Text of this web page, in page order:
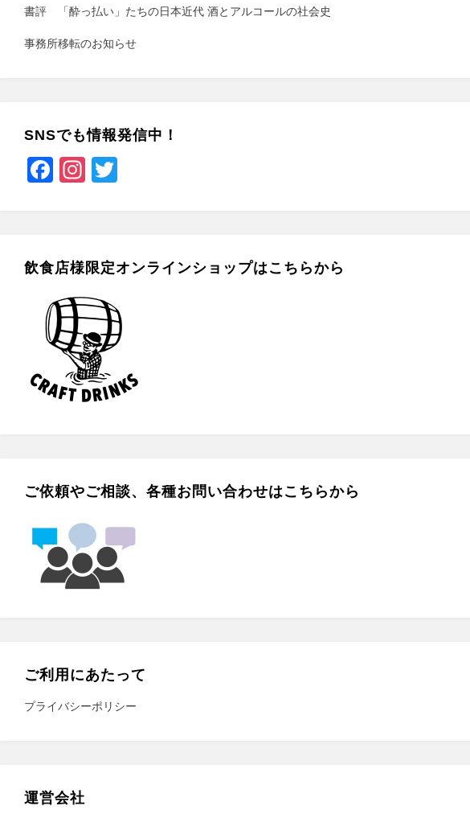
書評 「酔っ払い」たちの日本近代 酒とアルコールの社会史
事務所移転のお知らせ
SNSでも情報発信中！
F
b
o
o
k
In
a
m
飲食店様限定オンラインショップはこちらから
ご依頼やご相談、各種お問い合わせはこちらから
ご利用にあたって
プライバシーポリシー
運営会社